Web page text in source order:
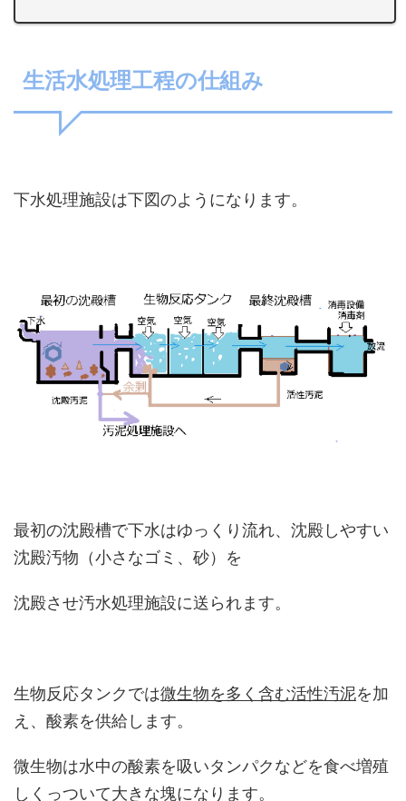
生活水処理工程の仕組み
下水処理施設は下図のようになります。
最初の沈殿槽で下水はゆっくり流れ、沈殿しやすい
沈殿汚物（小さなゴミ、砂）を
沈殿させ汚水処理施設に送られます。
生物反応タンクでは微生物を多く含む活性汚泥を加
え、酸素を供給します。
微生物は水中の酸素を吸いタンパクなどを食べ増殖
しくっついて大きな塊になります。